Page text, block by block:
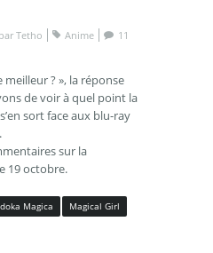
par Tetho Anime
11
meilleur ? », la réponse
de voir à quel point la
sort face aux blu-ray
sur la
19 octobre.
Magica
Magical Girl